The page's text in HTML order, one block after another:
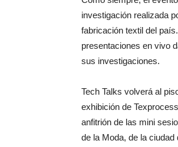
investigación realizada
fabricación textil del
presentaciones en vivo
sus investigaciones.
Tech Talks volverá al
exhibición de
anfitrión de las mini
de la Moda, de la